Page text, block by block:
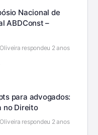
Nacional de
ABDConst –
respondeu 2 anos
para advogados:
no Direito
respondeu 2 anos